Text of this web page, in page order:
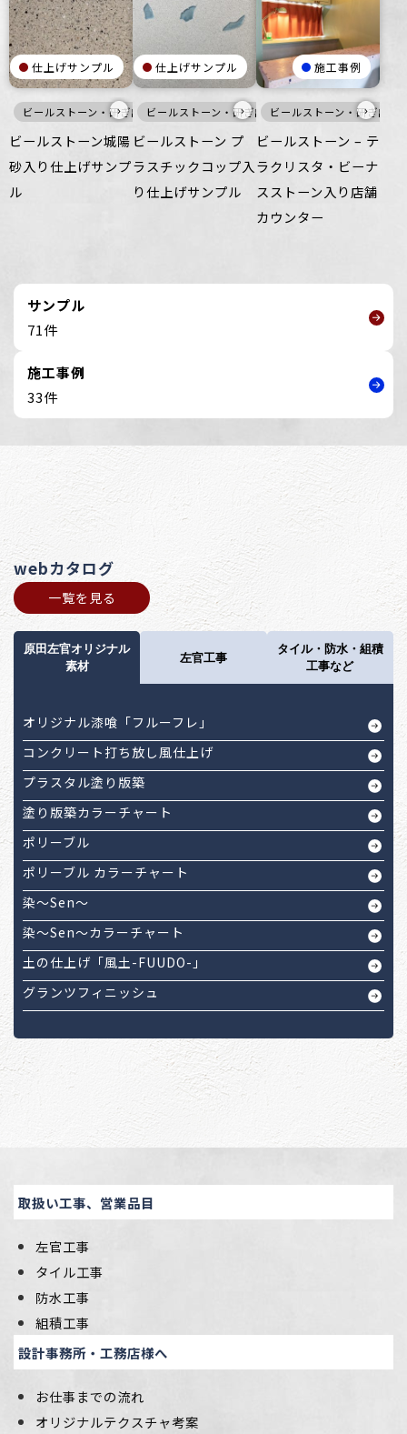
仕上げサンプル
ビールストーン・研ぎ出し仕上げ 白 寒色 壁 床 家具・什器
›
ビールストーン城陽
砂入り仕上げサンプ
ル
仕上げサンプル
ビールストーン・研ぎ出し仕上げ 寒色 壁
›
ビールストーン プ
ラスチックコップ入
り仕上げサンプル
施工事例
ビールストーン・研ぎ出し
›
ビールストーン – テ
ラクリスタ・ビーナ
スストーン入り店舗
カウンター
サンプル
71件
施工事例
33件
webカタログ
一覧を見る
原田左官オリジナル
素材
左官工事
タイル・防水・組積
工事など
オリジナル漆喰「フルーフレ」
コンクリート打ち放し風仕上げ
プラスタル塗り版築
塗り版築カラーチャート
ポリーブル
ポリーブル カラーチャート
染～Sen～
染～Sen～カラーチャート
土の仕上げ「風土-FUUDO-」
グランツフィニッシュ
取扱い工事、営業品目
左官工事
タイル工事
防水工事
組積工事
設計事務所・工務店様へ
お仕事までの流れ
オリジナルテクスチャ考案